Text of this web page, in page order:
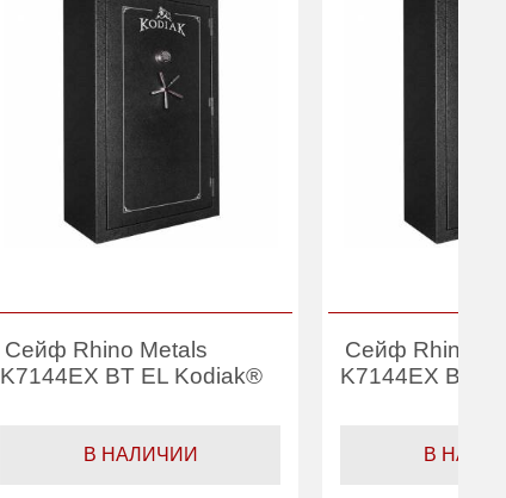
Сейф Rhino Metals
K7144EX BT EL Kodiak®
В НАЛИЧИИ
Сейф Rhino
K7144EX BT
В